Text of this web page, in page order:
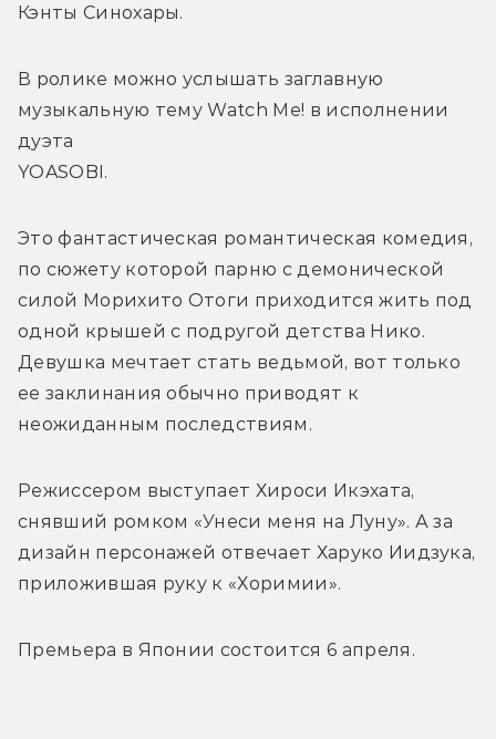
Кэнты Синохары.
В ролике можно услышать заглавную
музыкальную тему Watch Me! в исполнении
дуэта
YOASOBI.
Это фантастическая романтическая комедия,
по сюжету которой парню с демонической
силой Морихито Отоги приходится жить под
одной крышей с подругой детства Нико.
Девушка мечтает стать ведьмой, вот только
ее заклинания обычно приводят к
неожиданным последствиям.
Режиссером выступает Хироси Икэхата,
снявший ромком «Унеси меня на Луну». А за
дизайн персонажей отвечает Харуко Иидзука,
приложившая руку к «Хоримии».
Премьера в Японии состоится 6 апреля.